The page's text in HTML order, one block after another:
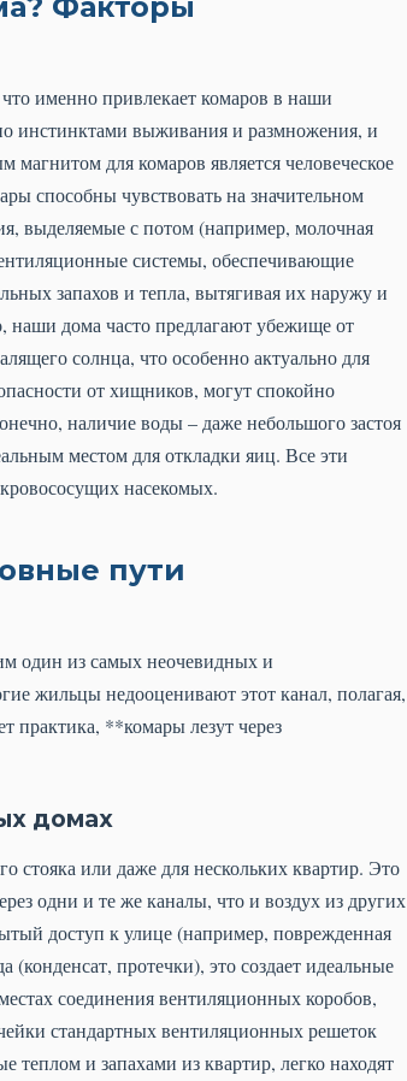
именно привлекает комаров в наши
инстинктами выживания и размножения, и
для комаров является человеческое
способны чувствовать на значительном
выделяемые с потом (например, молочная
системы, обеспечивающие
запахов и тепла, вытягивая их наружу и
наши дома часто предлагают убежище от
солнца, что особенно актуально для
от хищников, могут спокойно
наличие воды – даже небольшого застоя
местом для откладки яиц. Все эти
насекомых.
пути
один из самых неочевидных и
жильцы недооценивают этот канал, полагая,
практика, **комары лезут через
домах
стояка или даже для нескольких квартир. Это
одни и те же каналы, что и воздух из других
доступ к улице (например, поврежденная
протечки), это создает идеальные
соединения вентиляционных коробов,
стандартных вентиляционных решеток
и запахами из квартир, легко находят